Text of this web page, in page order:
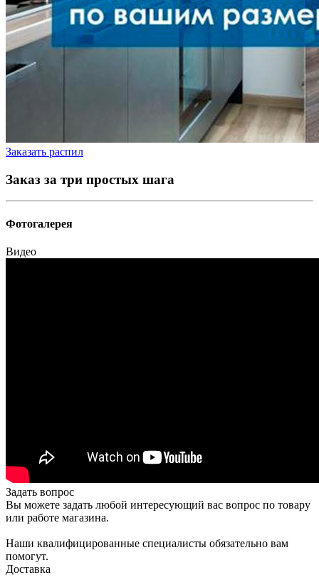
Заказать распил
Заказ за три простых шага
Фотогалерея
Видео
Задать вопрос
Вы можете задать любой интересующий вас вопрос по товару
или работе магазина.
Наши квалифицированные специалисты обязательно вам
помогут.
Доставка